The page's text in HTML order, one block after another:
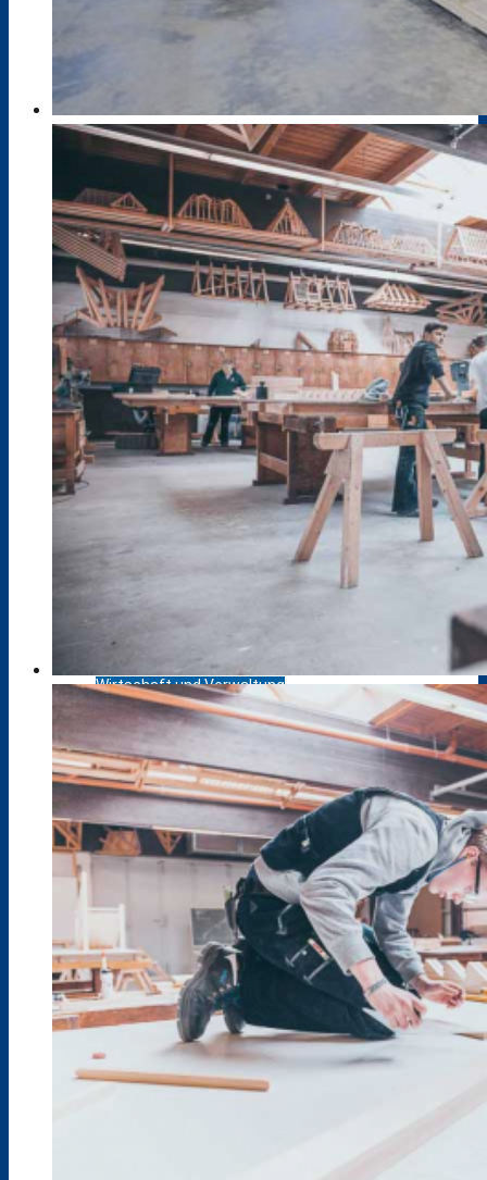
Ernährung und Hauswirtschaft
Farbtechnik, Raumgestaltung und
Oberflächentechnik
Gesundheit und Pflege
Holztechnik
Körperpflege
Fahrzeugtechnik
Metalltechnik
Sozialpädagogik
Wirtschaft und Verwaltung
Kollegium
Abteilungen BBZ Mölln
Stellenausschreibungen
Lehrkräfteausbildung
Praktikanten